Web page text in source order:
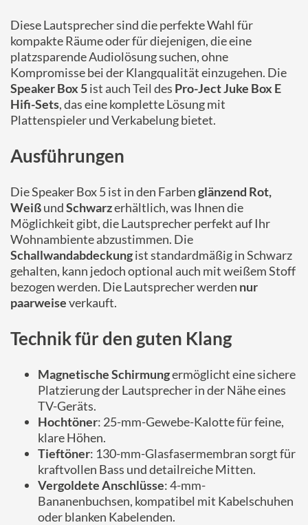
Diese Lautsprecher sind die perfekte Wahl für
kompakte Räume oder für diejenigen, die eine
platzsparende Audiolösung suchen, ohne
Kompromisse bei der Klangqualität einzugehen. Die
Speaker Box 5ist auch Teil des Pro-Ject Juke Box E
Hifi-Sets, das eine komplette Lösung mit
Plattenspieler und Verkabelung bietet.
Ausführungen
Die Speaker Box 5 ist in den Farbenglänzend Rot,
WeißundSchwarzerhältlich, was Ihnen die
Möglichkeit gibt, die Lautsprecher perfekt auf Ihr
Wohnambiente abzustimmen. Die
Schallwandabdeckungist standardmäßig in Schwarz
gehalten, kann jedoch optional auch mit weißem Stoff
bezogen werden. Die Lautsprecher werden nur
paarweiseverkauft.
Technik für den guten Klang
Magnetische Schirmungermöglicht eine sichere
Platzierung der Lautsprecher in der Nähe eines
TV-Geräts.
Hochtöner: 25-mm-Gewebe-Kalotte für feine,
klare Höhen.
Tieftöner: 130-mm-Glasfasermembran sorgt für
kraftvollen Bass und detailreiche Mitten.
Vergoldete Anschlüsse: 4-mm-
Bananenbuchsen, kompatibel mit Kabelschuhen
oder blanken Kabelenden.